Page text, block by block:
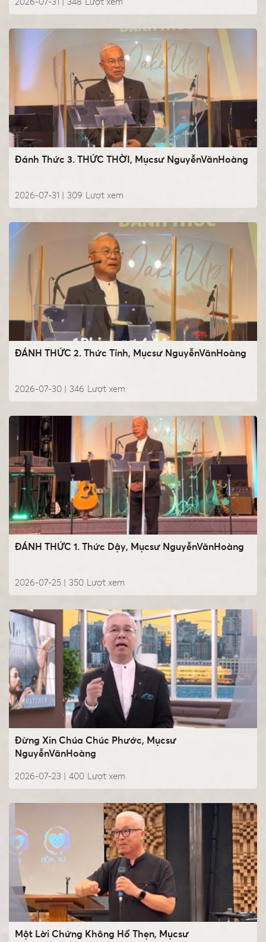
2026-07-31 | Lượt xem
348
Đánh Thức 3. THỨC THỜI, Mụcsư NguyễnVănHoàng
2026-07-31 | Lượt xem
309
ĐÁNH THỨC 2. Thức Tỉnh, Mụcsư NguyễnVănHoàng
2026-07-30 | Lượt xem
346
ĐÁNH THỨC 1. Thức Dậy, Mụcsư NguyễnVănHoàng
2026-07-25 | Lượt xem
350
Đừng Xin Chúa Chúc Phước, Mụcsư
NguyễnVănHoàng
2026-07-23 | Lượt xem
400
Một Lời Chứng Không Hổ Thẹn, Mụcsư